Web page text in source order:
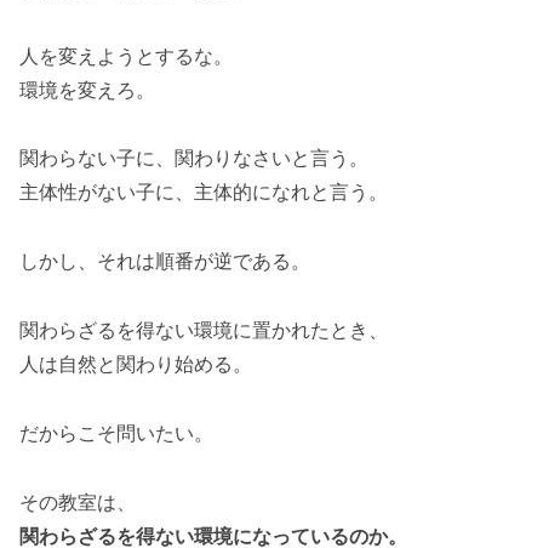
人を変えようとするな。
環境を変えろ。
関わらない子に、関わりなさいと言う。
主体性がない子に、主体的になれと言う。
しかし、それは順番が逆である。
関わらざるを得ない環境に置かれたとき、
人は自然と関わり始める。
だからこそ問いたい。
その教室は、
関わらざるを得ない環境になっているのか。